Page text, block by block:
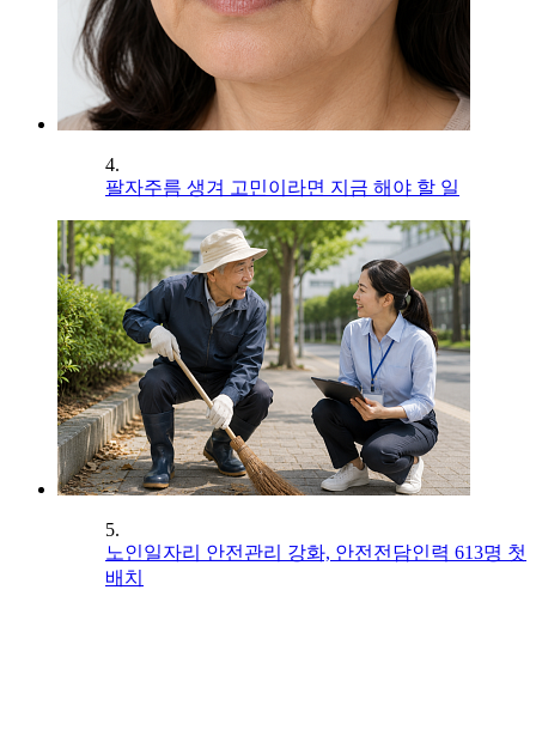
4.
팔자주름 생겨 고민이라면 지금 해야 할 일
5.
노인일자리 안전관리 강화, 안전전담인력 613명 첫
배치